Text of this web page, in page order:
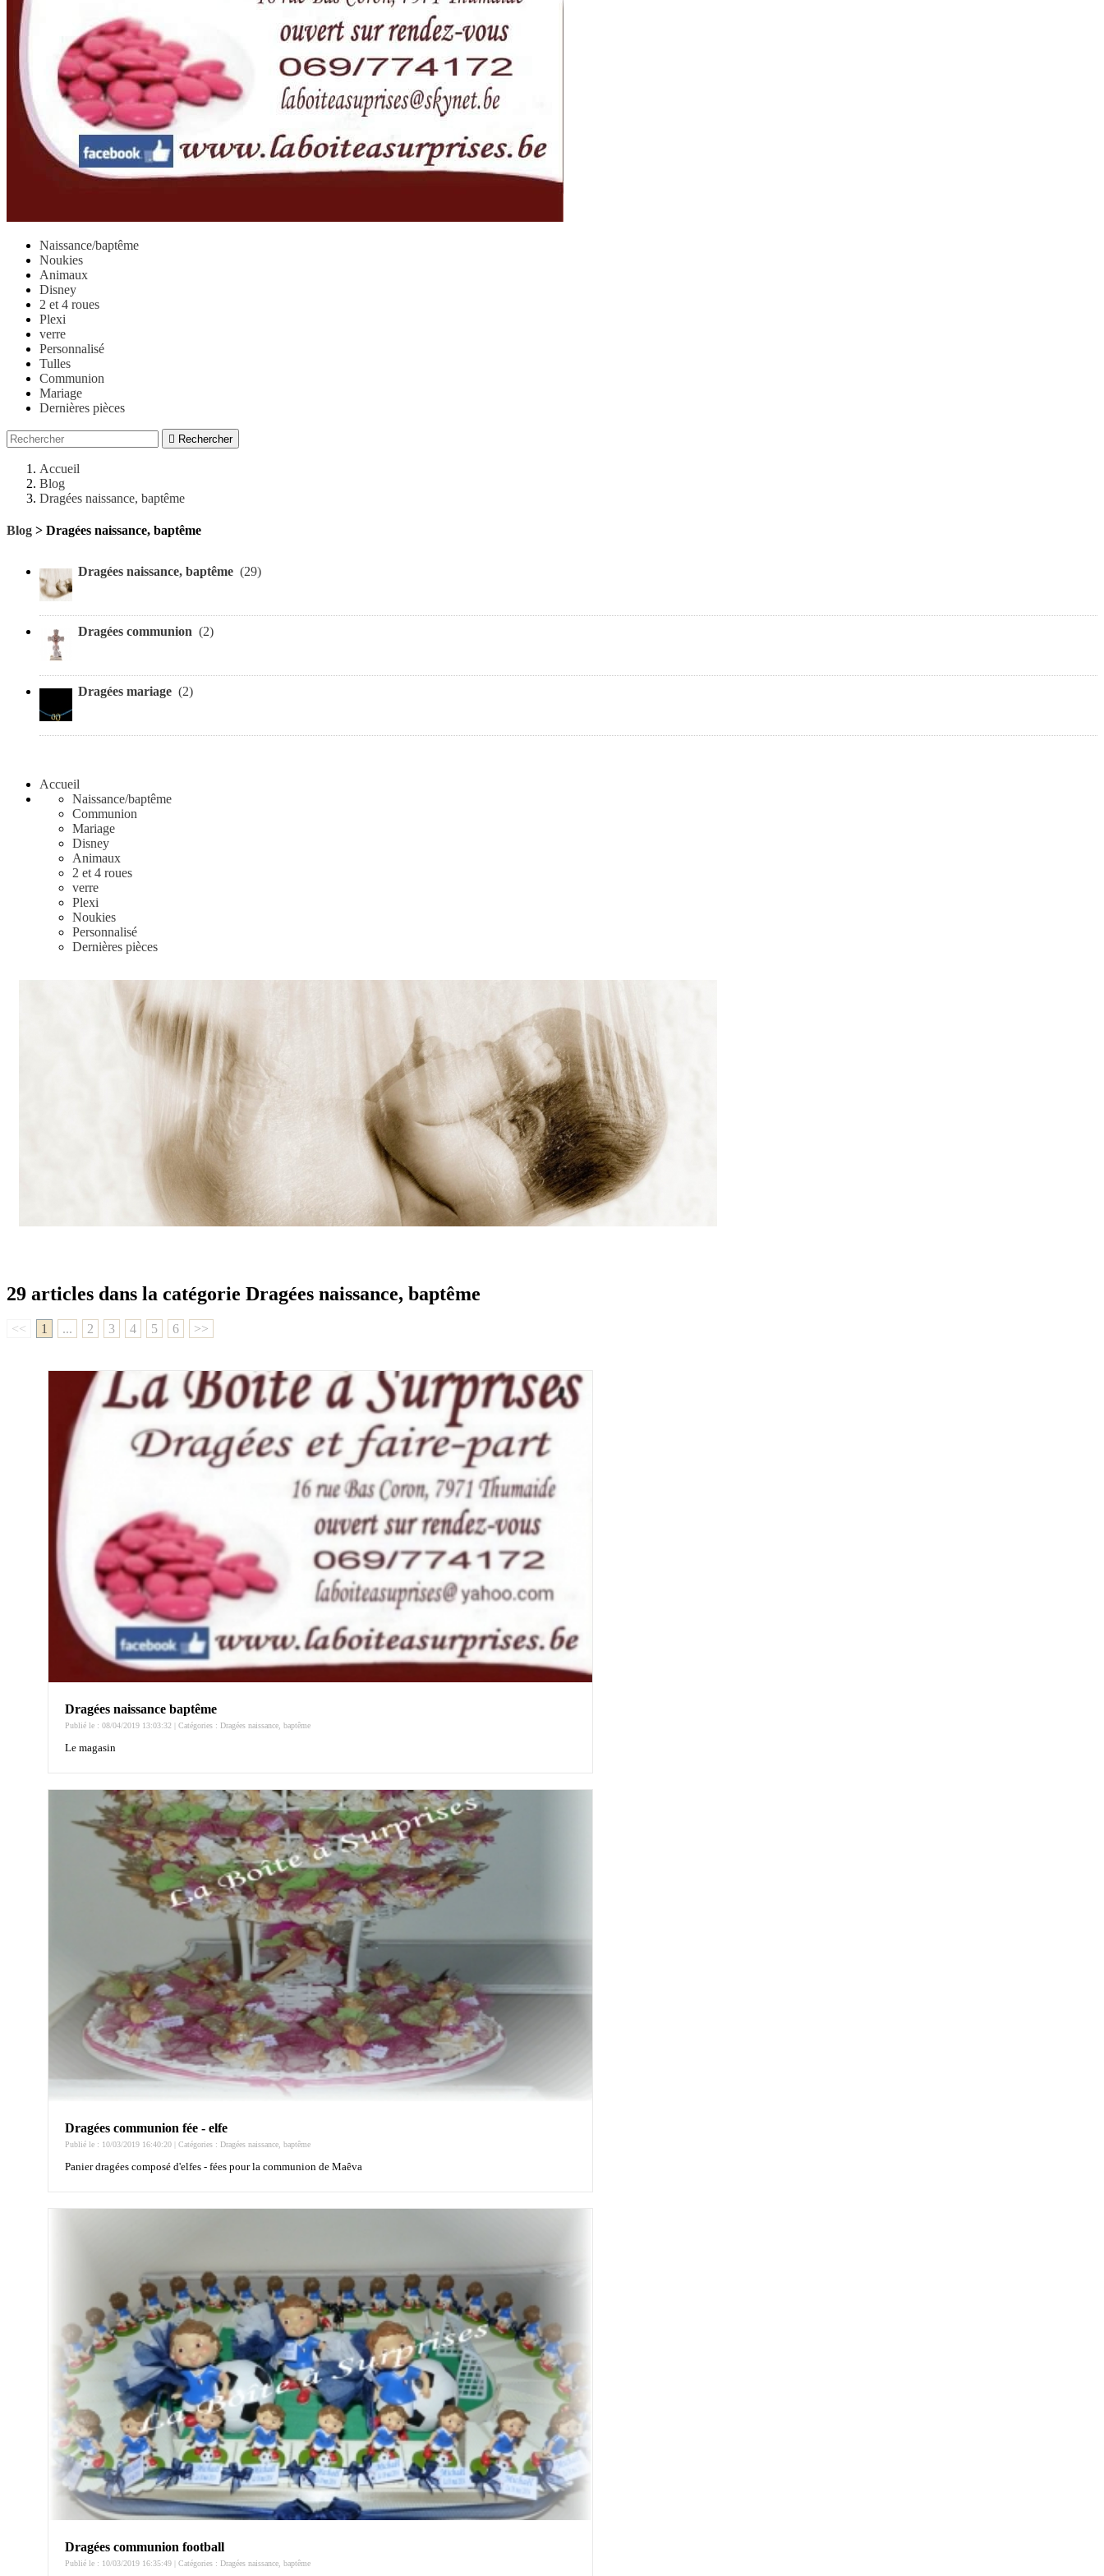
Naissance/baptême
Noukies
Animaux
Disney
2 et 4 roues
Plexi
verre
Personnalisé
Tulles
Communion
Mariage
Dernières pièces
 Rechercher
Accueil
Blog
Dragées naissance, baptême
Blog > Dragées naissance, baptême
Dragées naissance, baptême (29)
Dragées communion (2)
Dragées mariage (2)
Accueil
Naissance/baptême
Communion
Mariage
Disney
Animaux
2 et 4 roues
verre
Plexi
Noukies
Personnalisé
Dernières pièces
29 articles dans la catégorie Dragées naissance, baptême
<< 1 ... 2 3 4 5 6 >>
Dragées naissance baptême
Publié le : 08/04/2019 13:03:32 | Catégories : Dragées naissance, baptême
Le magasin
Dragées communion fée - elfe
Publié le : 10/03/2019 16:40:20 | Catégories : Dragées naissance, baptême
Panier dragées composé d'elfes - fées pour la communion de Maêva
Dragées communion football
Publié le : 10/03/2019 16:35:49 | Catégories : Dragées naissance, baptême